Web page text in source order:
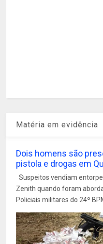
Matéria em evidência
Dois homens são
pistola e drogas em
Suspeitos vendiam
Zenith quando foram
Policiais militares do 24º